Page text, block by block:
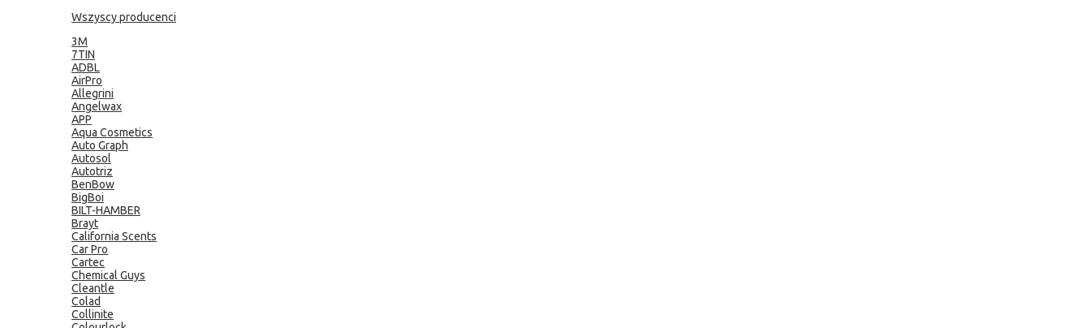
Wszyscy producenci
3M
7TIN
ADBL
AirPro
Allegrini
Angelwax
APP
Aqua Cosmetics
Auto Graph
Autosol
Autotriz
BenBow
BigBoi
BILT-HAMBER
Brayt
California Scents
Car Pro
Cartec
Chemical Guys
Cleantle
Colad
Collinite